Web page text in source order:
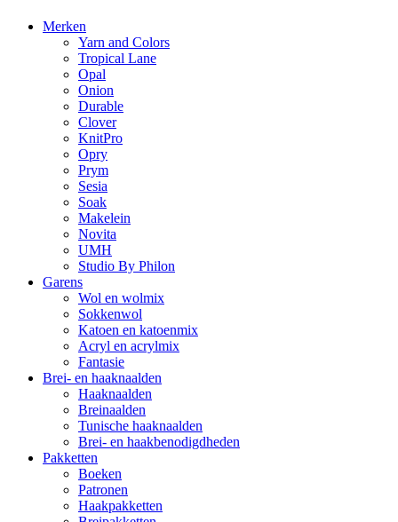
Merken
Yarn and Colors
Tropical Lane
Opal
Onion
Durable
Clover
KnitPro
Opry
Prym
Sesia
Soak
Makelein
Novita
UMH
Studio By Philon
Garens
Wol en wolmix
Sokkenwol
Katoen en katoenmix
Acryl en acrylmix
Fantasie
Brei- en haaknaalden
Haaknaalden
Breinaalden
Tunische haaknaalden
Brei- en haakbenodigdheden
Pakketten
Boeken
Patronen
Haakpakketten